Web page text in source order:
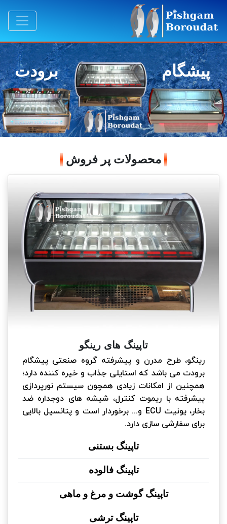
پیشگام برودت
محصولات پر فروش
تاپینگ های رینگو
رینگو، طرح مدرن و پیشرفته گروه صنعتی پیشگام
برودت می باشد که استایلی جذاب و خیره کننده دارد؛
همچنین از امکانات زیادی همچون سیستم نورپردازی
پیشرفته با ریموت کنترل، شیشه های دوجداره ضد
بخار، یونیت ECU و... برخوردار است و پتانسیل بالایی
برای سفارشی سازی دارد.
تاپینگ بستنی
تاپینگ فالوده
تاپینگ گوشت و مرغ و ماهی
تاپینگ ترشی